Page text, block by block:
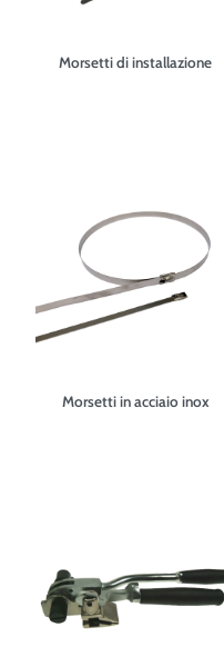
Morsetti di installazione
Morsetti in acciaio inox